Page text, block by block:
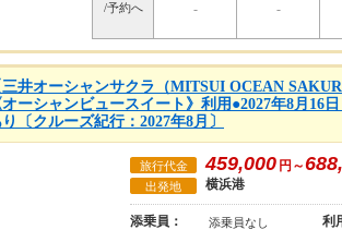
/予約へ
- -
三井オーシャンサクラ（MITSUI OCEAN
オーシャンビュースイート》利用●2027年8月
〔クルーズ紀行：2027年8月〕
旅行代金 459,000 円～
出発地 横浜港
添乗員： 添乗員なし 利